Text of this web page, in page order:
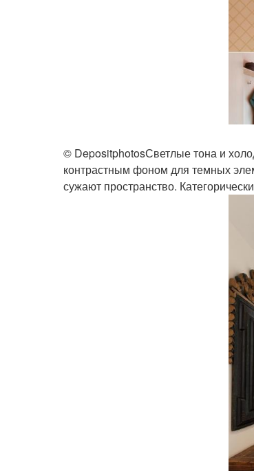
© DepositphotosСветлые тона и
контрастным фоном для темных
сужают пространство.